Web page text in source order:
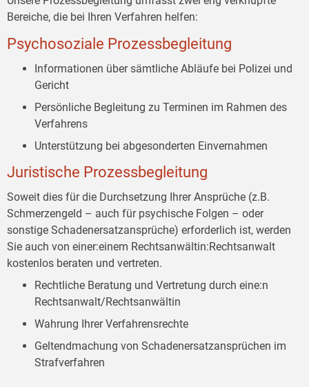
Bereiche, die bei Ihren Verfahren helfen:
Psychosoziale Prozessbegleitung
Informationen über sämtliche Abläufe bei Polizei und
Gericht
Persönliche Begleitung zu Terminen im Rahmen des
Verfahrens
Unterstützung bei abgesonderten Einvernahmen
Juristische Prozessbegleitung
Soweit dies für die Durchsetzung Ihrer Ansprüche (z.B.
Schmerzengeld – auch für psychische Folgen – oder
sonstige Schadenersatzansprüche) erforderlich ist, werden
Sie auch von einer:einem Rechtsanwältin:Rechtsanwalt
kostenlos beraten und vertreten.
Rechtliche Beratung und Vertretung durch eine:n
Rechtsanwalt/Rechtsanwältin
Wahrung Ihrer Verfahrensrechte
Geltendmachung von Schadenersatzansprüchen im
Strafverfahren